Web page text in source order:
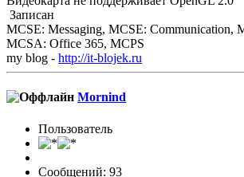
Записан
MCSE: Messaging, MCSE: Communication,
MCSA: Office 365, MCPS
my blog - http://it-blojek.ru
Mornind
Пользователь
Сообщений: 93